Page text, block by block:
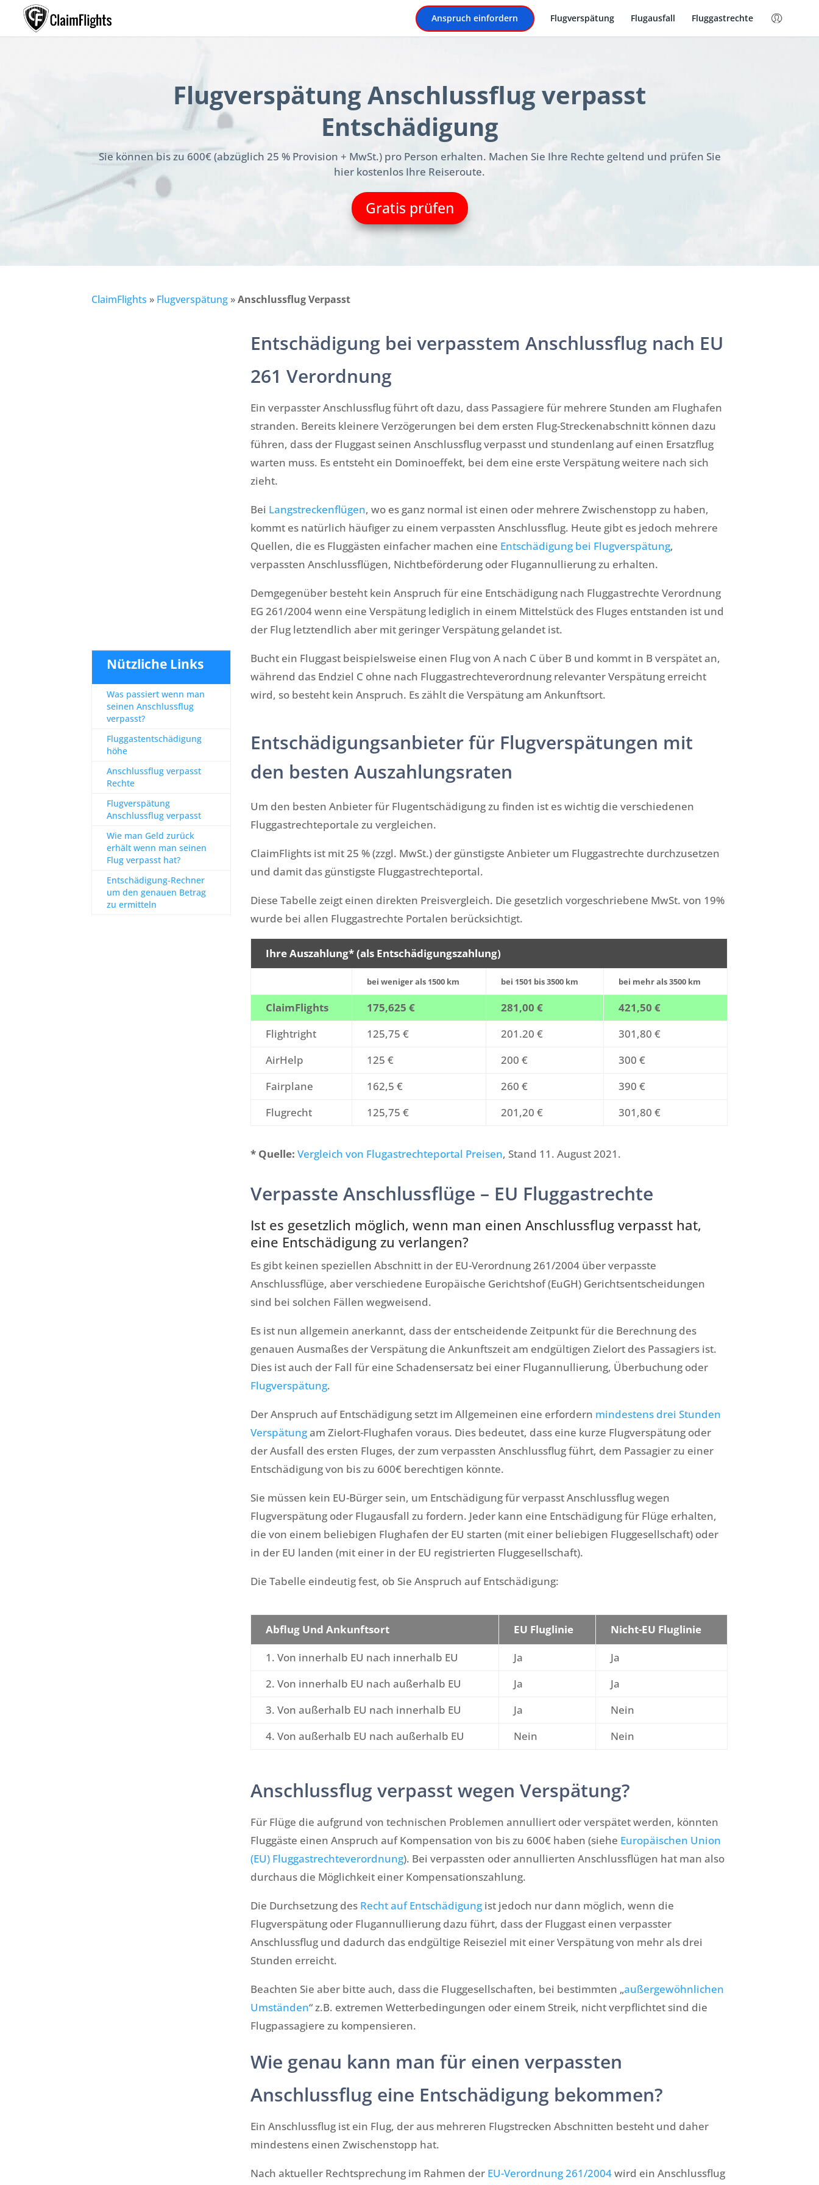
Anspruch einfordern Flugverspätung Flugausfall Fluggastrechte
Flugverspätung Anschlussflug verpasst
Entschädigung
Sie können bis zu 600€ (abzüglich 25 % Provision + MwSt.) pro Person erhalten. Machen Sie Ihre Rechte geltend und prüfen Sie
hier kostenlos Ihre Reiseroute.
Gratis prüfen
ClaimFlights » Flugverspätung»Anschlussflug Verpasst
Nützliche Links
Was passiert wenn man
seinen Anschlussflug
verpasst?
Fluggastentschädigung
höhe
Anschlussflug verpasst
Rechte
Flugverspätung
Anschlussflug verpasst
Wie man Geld zurück
erhält wenn man seinen
Flug verpasst hat?
Entschädigung-Rechner
um den genauen Betrag
zu ermitteln
Entschädigung bei verpasstem Anschlussflug nach EU
261 Verordnung
Ein verpasster Anschlussflug führt oft dazu, dass Passagiere für mehrere Stunden am Flughafen
stranden. Bereits kleinere Verzögerungen bei dem ersten Flug-Streckenabschnitt können dazu
führen, dass der Fluggast seinen Anschlussflug verpasst und stundenlang auf einen Ersatzflug
warten muss. Es entsteht ein Dominoeffekt, bei dem eine erste Verspätung weitere nach sich
zieht.
Bei Langstreckenflügen, wo es ganz normal ist einen oder mehrere Zwischenstopp zu haben,
kommt es natürlich häufiger zu einem verpassten Anschlussflug. Heute gibt es jedoch mehrere
Quellen, die es Fluggästen einfacher machen eine Entschädigung bei Flugverspätung,
verpassten Anschlussflügen, Nichtbeförderung oder Flugannullierung zu erhalten.
Demgegenüber besteht kein Anspruch für eine Entschädigung nach Fluggastrechte Verordnung
EG 261/2004 wenn eine Verspätung lediglich in einem Mittelstück des Fluges entstanden ist und
der Flug letztendlich aber mit geringer Verspätung gelandet ist.
Bucht ein Fluggast beispielsweise einen Flug von A nach C über B und kommt in B verspätet an,
während das Endziel C ohne nach Fluggastrechteverordnung relevanter Verspätung erreicht
wird, so besteht kein Anspruch. Es zählt die Verspätung am Ankunftsort.
Entschädigungsanbieter für Flugverspätungen mit
den besten Auszahlungsraten
Um den besten Anbieter für Flugentschädigung zu finden ist es wichtig die verschiedenen
Fluggastrechteportale zu vergleichen.
ClaimFlights ist mit 25 % (zzgl. MwSt.) der günstigste Anbieter um Fluggastrechte durchzusetzen
und damit das günstigste Fluggastrechteportal.
Diese Tabelle zeigt einen direkten Preisvergleich. Die gesetzlich vorgeschriebene MwSt. von 19%
wurde bei allen Fluggastrechte Portalen berücksichtigt.
Ihre Auszahlung* (als Entschädigungszahlung)
bei weniger als 1500 km bei 1501 bis 3500 km bei mehr als 3500 km
ClaimFlights 175,625 € 281,00 €
421,50 €
Flightright
125,75 € 201.20 €
301,80 €
AirHelp
125 € 200 €
300 €
Fairplane
162,5 € 260 €
390 €
Flugrecht
125,75 € 201,20 € 301,80 €
* Quelle: Vergleich von Flugastrechteportal Preisen, Stand 11. August 2021.
Verpasste Anschlussflüge – EU Fluggastrechte
Ist es gesetzlich möglich, wenn man einen Anschlussflug verpasst hat,
eine Entschädigung zu verlangen?
Es gibt keinen speziellen Abschnitt in der EU-Verordnung 261/2004 über verpasste
Anschlussflüge, aber verschiedene Europäische Gerichtshof (EuGH) Gerichtsentscheidungen
sind bei solchen Fällen wegweisend.
Es ist nun allgemein anerkannt, dass der entscheidende Zeitpunkt für die Berechnung des
genauen Ausmaßes der Verspätung die Ankunftszeit am endgültigen Zielort des Passagiers ist.
Dies ist auch der Fall für eine Schadensersatz bei einer Flugannullierung, Überbuchung oder
Flugverspätung.
Der Anspruch auf Entschädigung setzt im Allgemeinen eine erfordern mindestens drei Stunden
Verspätungam Zielort-Flughafen voraus. Dies bedeutet, dass eine kurze Flugverspätung oder
der Ausfall des ersten Fluges, der zum verpassten Anschlussflug führt, dem Passagier zu einer
Entschädigung von bis zu 600€ berechtigen könnte.
Sie müssen kein EU-Bürger sein, um Entschädigung für verpasst Anschlussflug wegen
Flugverspätung oder Flugausfall zu fordern. Jeder kann eine Entschädigung für Flüge erhalten,
die von einem beliebigen Flughafen der EU starten (mit einer beliebigen Fluggesellschaft) oder
in der EU landen (mit einer in der EU registrierten Fluggesellschaft).
Die Tabelle eindeutig fest, ob Sie Anspruch auf Entschädigung:
Abflug Und Ankunftsort EU Fluglinie
Nicht-EU Fluglinie
1. Von innerhalb EU nach innerhalb EU
Ja
Ja
2. Von innerhalb EU nach außerhalb EU
Ja
Ja
3. Von außerhalb EU nach innerhalb EU
Ja
Nein
4. Von außerhalb EU nach außerhalb EU
Nein Nein
Anschlussflug verpasst wegen Verspätung?
Für Flüge die aufgrund von technischen Problemen annulliert oder verspätet werden, könnten
Fluggäste einen Anspruch auf Kompensation von bis zu 600€ haben (siehe Europäischen Union
(EU) Fluggastrechteverordnung). Bei verpassten oder annullierten Anschlussflügen hat man also
durchaus die Möglichkeit einer Kompensationszahlung.
Die Durchsetzung des Recht auf Entschädigungist jedoch nur dann möglich, wenn die
Flugverspätung oder Flugannullierung dazu führt, dass der Fluggast einen verpasster
Anschlussflug und dadurch das endgültige Reiseziel mit einer Verspätung von mehr als drei
Stunden erreicht.
Beachten Sie aber bitte auch, dass die Fluggesellschaften, bei bestimmten „außergewöhnlichen
Umständen“ z.B. extremen Wetterbedingungen oder einem Streik, nicht verpflichtet sind die
Flugpassagiere zu kompensieren.
Wie genau kann man für einen verpassten
Anschlussflug eine Entschädigung bekommen?
Ein Anschlussflug ist ein Flug, der aus mehreren Flugstrecken Abschnitten besteht und daher
mindestens einen Zwischenstopp hat.
Nach aktueller Rechtsprechung im Rahmen der EU-Verordnung 261/2004wird ein Anschlussflug